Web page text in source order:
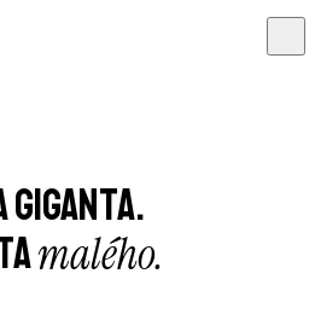
giganta.
malého.